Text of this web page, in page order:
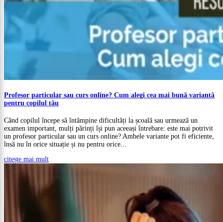
Profesor particular sau curs online? Cum alegi cea mai bună variantă
pentru copilul tău
Când copilul începe să întâmpine dificultăți la școală sau urmează un
examen important, mulți părinți își pun aceeași întrebare: este mai potrivit
un profesor particular sau un curs online? Ambele variante pot fi eficiente,
însă nu în orice situație și nu pentru orice...
citește mai mult